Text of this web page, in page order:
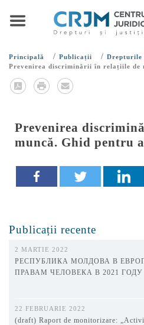
Principală / Publicații / Drepturile
Prevenirea discriminării în relațiile de
Prevenirea
muncă. Ghid pentru
Publicații recente
2 MARTIE 2022
РЕСПУБЛИКА МОЛДОВА В
ПРАВАМ ЧЕЛОВЕКА В 2021 ГОДУ
22 FEBRUARIE 2022
(draft) Raport de monitorizare: